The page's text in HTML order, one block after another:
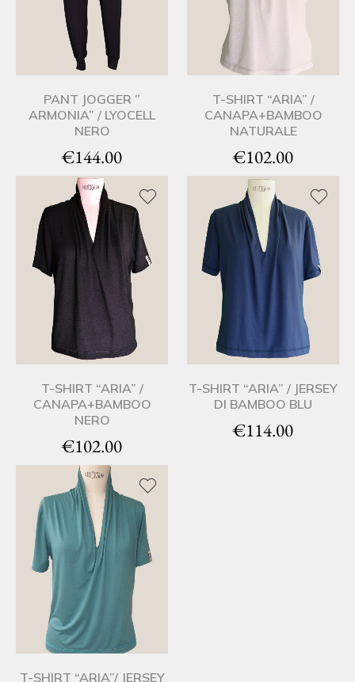
PANT JOGGER ”
ARMONIA” / LYOCELL
NERO
€144.00
T-SHIRT “ARIA” /
CANAPA+BAMBOO
NATURALE
€102.00
T-SHIRT “ARIA” /
CANAPA+BAMBOO
NERO
€102.00
T-SHIRT “ARIA” / JERSEY
DI BAMBOO BLU
€114.00
T-SHIRT “ARIA”/ JERSEY